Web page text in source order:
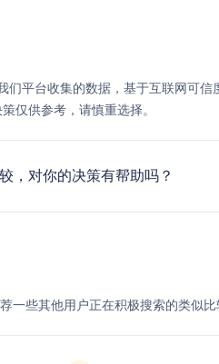
们平台收集的数据，基于互联网可
仅供参考，请慎重选择。
，对你的决策有帮助吗？
一些其他用户正在积极搜索的类似比